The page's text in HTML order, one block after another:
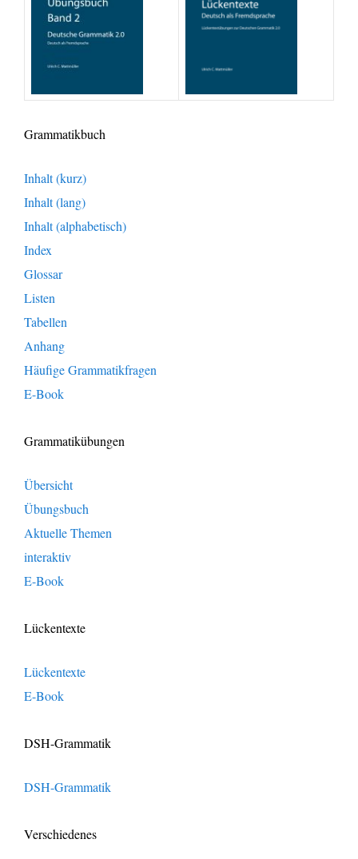
Grammatikbuch
Inhalt (kurz)
Inhalt (lang)
Inhalt (alphabetisch)
Index
Glossar
Listen
Tabellen
Anhang
Häufige Grammatikfragen
E-Book
Grammatikübungen
Übersicht
Übungsbuch
Aktuelle Themen
interaktiv
E-Book
Lückentexte
Lückentexte
E-Book
DSH-Grammatik
DSH-Grammatik
Verschiedenes